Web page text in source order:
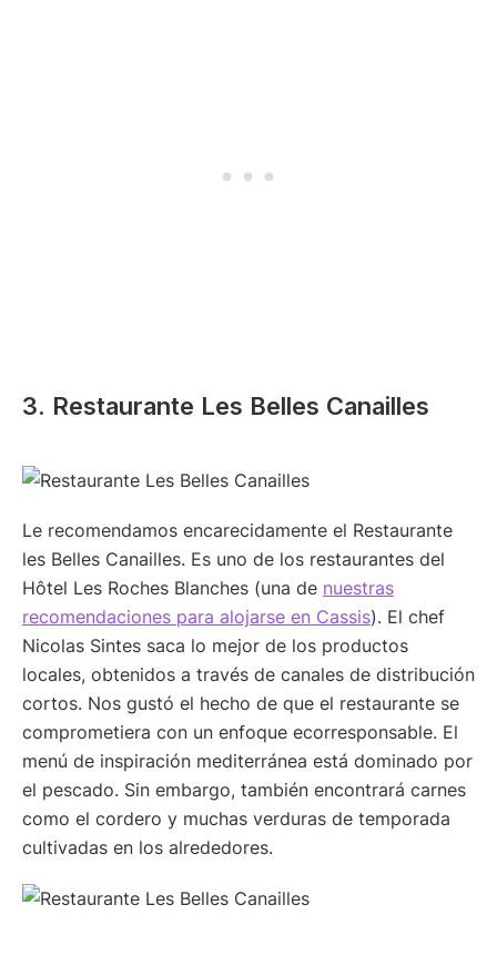
3. Restaurante Les Belles Canailles
Le recomendamos encarecidamente el Restaurante
les Belles Canailles. Es uno de los restaurantes del
Hôtel Les Roches Blanches (una de nuestras
recomendaciones para alojarse en Cassis). El chef
Nicolas Sintes saca lo mejor de los productos
locales, obtenidos a través de canales de distribución
cortos. Nos gustó el hecho de que el restaurante se
comprometiera con un enfoque ecorresponsable. El
menú de inspiración mediterránea está dominado por
el pescado. Sin embargo, también encontrará carnes
como el cordero y muchas verduras de temporada
cultivadas en los alrededores.